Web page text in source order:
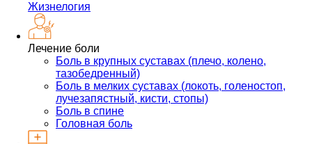
Жизнелогия
Лечение боли
Боль в крупных суставах (плечо, колено,
тазобедренный)
Боль в мелких суставах (локоть, голеностоп,
лучезапястный, кисти, стопы)
Боль в спине
Головная боль